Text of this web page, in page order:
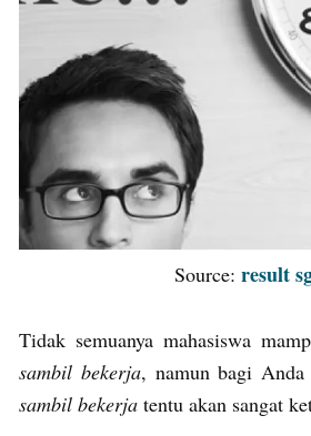
Source: result
Tidak semuanya mahasiswa
sambil bekerja, namun bagi
sambil bekerja tentu akan sangat